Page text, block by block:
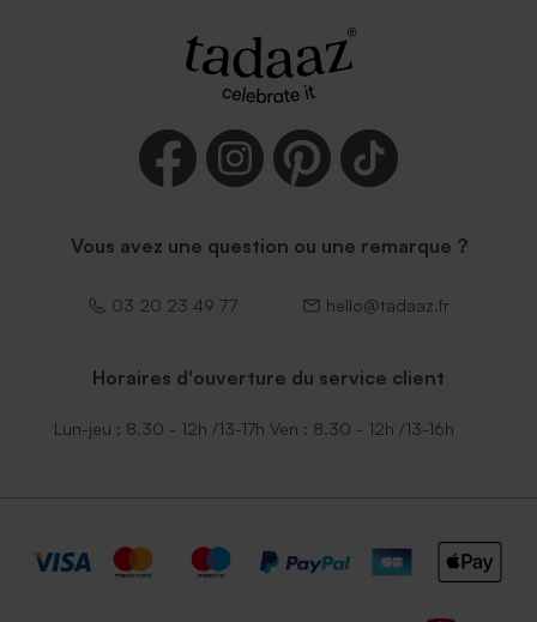
Vous avez une question ou une remarque ?
03 20 23 49 77 hello@tadaaz.fr
Horaires d'ouverture du service client
Lun-jeu : 8.30 - 12h /13-17h Ven : 8.30 - 12h /13-16h